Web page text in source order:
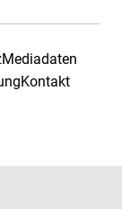
Mediadaten
Kontakt